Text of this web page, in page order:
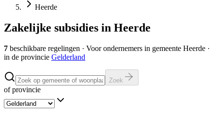
Heerde
Zakelijke subsidies in Heerde
7 beschikbare regelingen · Voor ondernemers in gemeente Heerde ·
in de provincie Gelderland
Zoek
of provincie